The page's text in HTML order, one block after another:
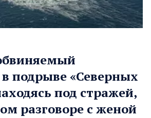
подрыве «Северных
под стражей,
разговоре с женой